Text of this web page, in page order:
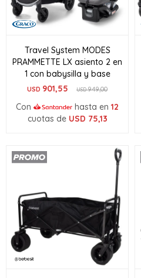
Travel System MODES
PRAMMETTE LX asiento 2 en
1 con babysilla y base
USD 901,55 USD949,00
Con hasta en 12
cuotas de USD 75,13